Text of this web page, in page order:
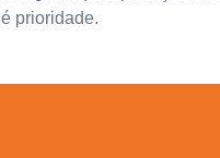
é prioridade.